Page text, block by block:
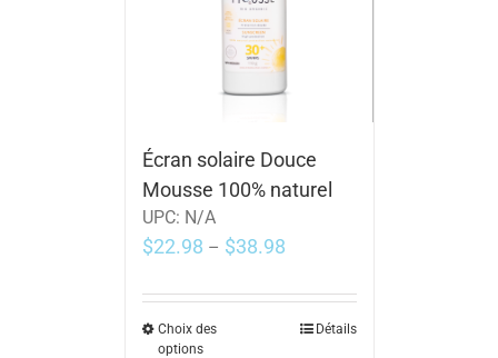
Écran solaire Douce
Mousse 100% naturel
UPC: N/A
$22.98 – $38.98
Choix des
options
Détails